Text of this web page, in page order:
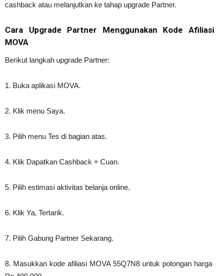
cashback atau melanjutkan ke tahap upgrade Partner.
Cara Upgrade Partner Menggunakan Kode Afiliasi
MOVA
Berikut langkah upgrade Partner:
1. Buka aplikasi MOVA.
2. Klik menu Saya.
3. Pilih menu Tes di bagian atas.
4. Klik Dapatkan Cashback + Cuan.
5. Pilih estimasi aktivitas belanja online.
6. Klik Ya, Tertarik.
7. Pilih Gabung Partner Sekarang.
8. Masukkan kode afiliasi MOVA 55Q7N8 untuk potongan harga